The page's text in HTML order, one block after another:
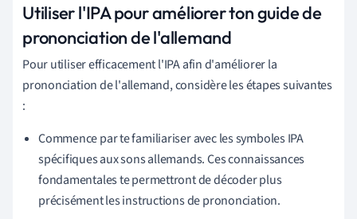
Utiliser l'IPA pour améliorer ton guide de
prononciation de l'allemand
Pour utiliser efficacement l'IPA afin d'améliorer la
prononciation de l'allemand, considère les étapes suivantes
:
Commence par te familiariser avec les symboles IPA
spécifiques aux sons allemands. Ces connaissances
fondamentales te permettront de décoder plus
précisément les instructions de prononciation.